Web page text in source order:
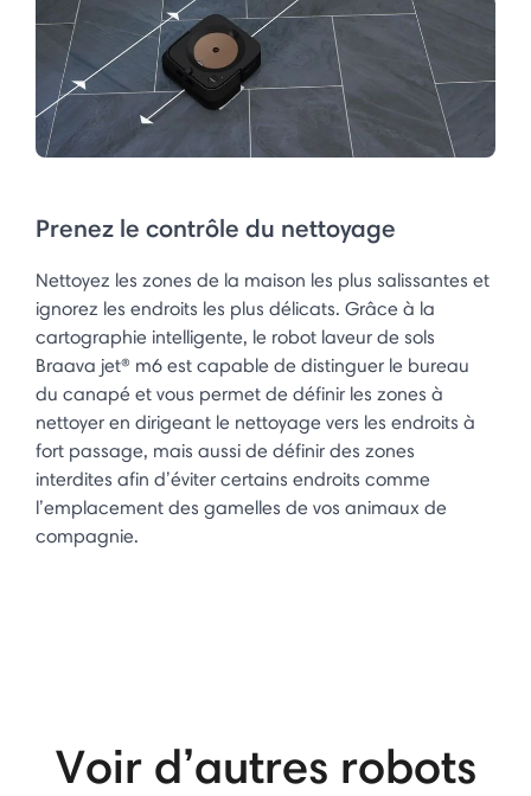
Prenez le contrôle du nettoyage
Nettoyez les zones de la maison les plus salissantes et
ignorez les endroits les plus délicats. Grâce à la
cartographie intelligente, le robot laveur de sols
Braava jet® m6 est capable de distinguer le bureau
du canapé et vous permet de définir les zones à
nettoyer en dirigeant le nettoyage vers les endroits à
fort passage, mais aussi de définir des zones
interdites afin d’éviter certains endroits comme
l’emplacement des gamelles de vos animaux de
compagnie.
Voir d’autres robots